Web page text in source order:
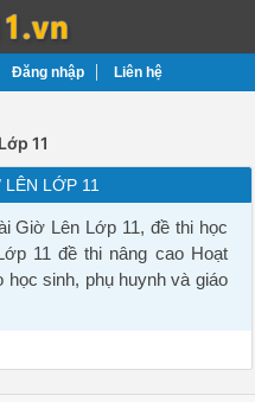
Đăng nhập Liên hệ
11
LỚP 11
Giờ Lên Lớp 11, đề thi học
11 đề thi nâng cao Hoạt
sinh, phụ huynh và giáo